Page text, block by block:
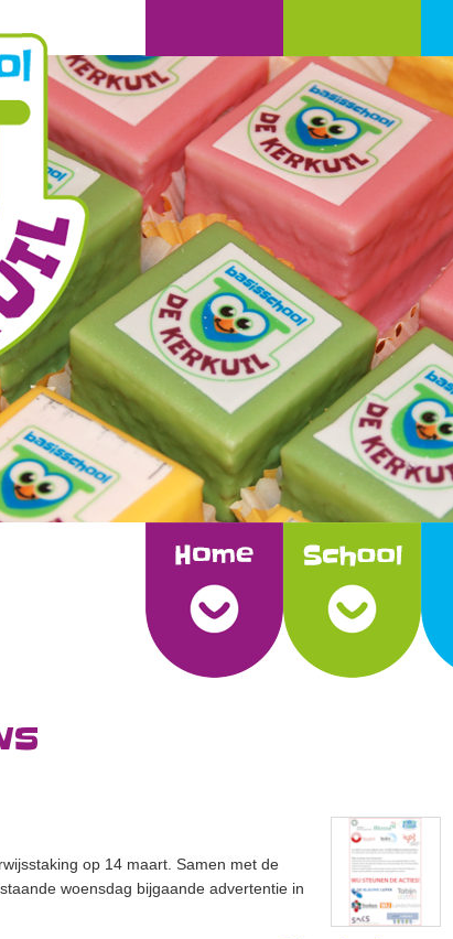
op 14 maart. Samen met de
woensdag bijgaande advertentie in